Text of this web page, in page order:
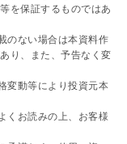
を保証するものではあ
のない場合は本資料作
り、また、予告なく変
変動等により投資元本
くお読みの上、お客様